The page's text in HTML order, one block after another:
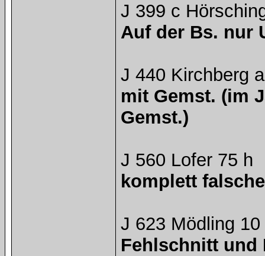
J 399 c
Auf der Bs. nur
J 440 Kirchberg
mit Gemst. (im
Gemst.)
J 560 Lofer 75 h
komplett
J 623 Mödling 10
Fehlschnitt und